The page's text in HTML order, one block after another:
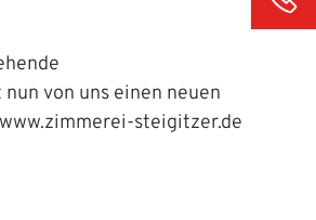
von uns einen neuen
steigitzer.de